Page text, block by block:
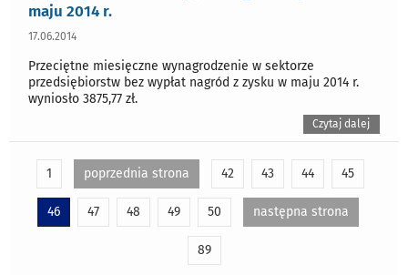
maju 2014 r.
17.06.2014
Przeciętne miesięczne wynagrodzenie w sektorze
przedsiębiorstw bez wypłat nagród z zysku w maju 2014 r.
wyniosło 3875,77 zł.
Czytaj dalej
1 poprzednia strona 42 43 44 45
46 47 48 49 50 następna strona
89